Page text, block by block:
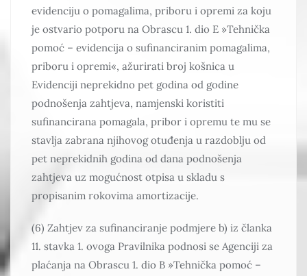
evidenciju o pomagalima, priboru i opremi za koju
je ostvario potporu na Obrascu 1. dio E »Tehnička
pomoć – evidencija o sufinanciranim pomagalima,
priboru i opremi«, ažurirati broj košnica u
Evidenciji neprekidno pet godina od godine
podnošenja zahtjeva, namjenski koristiti
sufinancirana pomagala, pribor i opremu te mu se
stavlja zabrana njihovog otuđenja u razdoblju od
pet neprekidnih godina od dana podnošenja
zahtjeva uz mogućnost otpisa u skladu s
propisanim rokovima amortizacije.
(6) Zahtjev za sufinanciranje podmjere b) iz članka
11. stavka 1. ovoga Pravilnika podnosi se Agenciji za
plaćanja na Obrascu 1. dio B »Tehnička pomoć –